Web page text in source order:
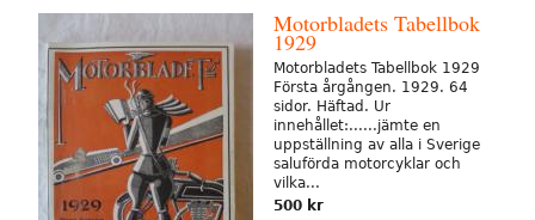
Motorbladets Tabellbok
1929
Motorbladets Tabellbok 1929
Första årgången. 1929. 64
sidor. Häftad. Ur
innehållet:......jämte en
uppställning av alla i Sverige
saluförda motorcyklar och
vilka...
500 kr